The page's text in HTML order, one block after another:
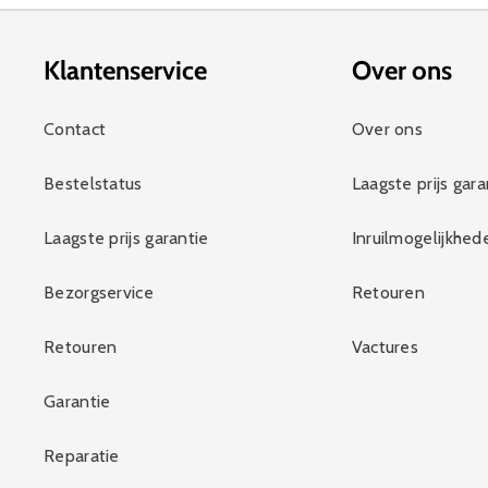
Klantenservice
Contact
Bestelstatus
Laagste prijs garantie
Bezorgservice
Retouren
Garantie
Reparatie
Over ons
Over ons
Laagste prijs
Retouren
Vactures